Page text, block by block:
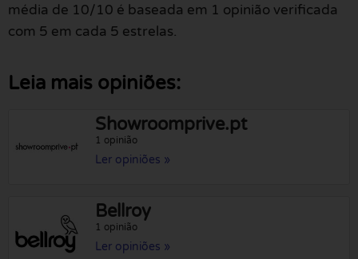
média de 10/10 é baseada em 1 opinião verificada
com 5 em cada 5 estrelas.
Leia mais opiniões:
Showroomprive.pt
1 opinião
Ler opiniões »
Bellroy
1 opinião
Ler opiniões »